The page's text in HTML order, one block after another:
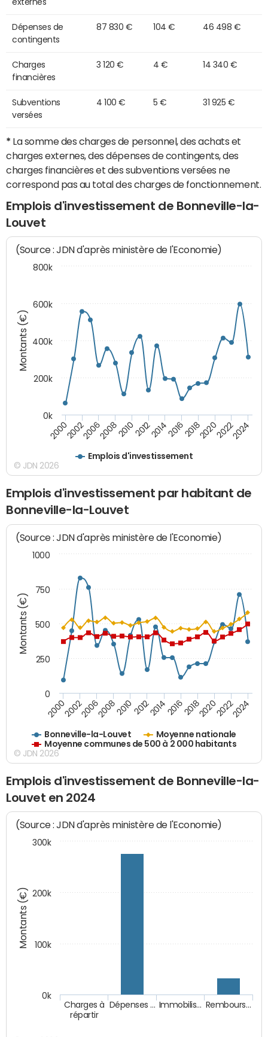
externes
Dépenses de
contingents
87 830 € 104 € 46 498 €
Charges
financières
3 120 € 4 € 14 340 €
Subventions
versées
4 100 € 5 € 31 925 €
* La somme des charges de personnel, des achats et
charges externes, des dépenses de contingents, des
charges financières et des subventions versées ne
correspond pas au total des charges de fonctionnement.
Emplois d'investissement de Bonneville-la-
Louvet
Montants (€)
(Source : JDN d'après ministère de l'Economie)
Emplois d'investissement
200020022006200820102012201420162018202020222024
0k
200k
400k
600k
800k
© JDN 2026
Emplois d'investissement par habitant de
Bonneville-la-Louvet
Montants (€)
(Source : JDN d'après ministère de l'Economie)
Bonneville-la-Louvet
Moyenne nationale
Moyenne communes de 500 à 2 000 habitants
200020022006200820102012201420162018202020222024
0
250
500
750
1000
© JDN 2026
Emplois d'investissement de Bonneville-la-
Louvet en 2024
Montants (€)
(Source : JDN d'après ministère de l'Economie)
Charges à
répartir
Dépenses … Immobilis… Rembours…
0k
100k
200k
300k